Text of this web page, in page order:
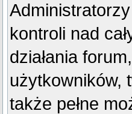
kontroli nad
działania
użytkowników,
także pełne